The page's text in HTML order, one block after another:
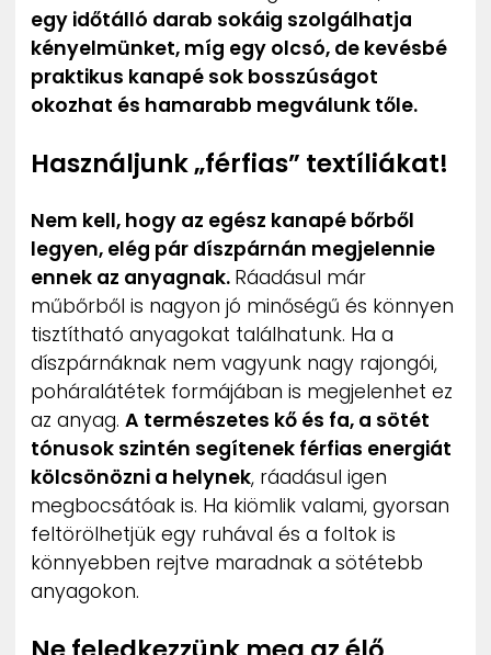
egy időtálló darab sokáig szolgálhatja
kényelmünket, míg egy olcsó, de kevésbé
praktikus kanapé sok bosszúságot
okozhat és hamarabb megválunk tőle.
Használjunk „férfias” textíliákat!
Nem kell, hogy az egész kanapé bőrből
legyen, elég pár díszpárnán megjelennie
ennek az anyagnak. Ráadásul már
műbőrből is nagyon jó minőségű és könnyen
tisztítható anyagokat találhatunk. Ha a
díszpárnáknak nem vagyunk nagy rajongói,
poháralátétek formájában is megjelenhet ez
az anyag. A természetes kő és fa, a sötét
tónusok szintén segítenek férfias energiát
kölcsönözni a helynek, ráadásul igen
megbocsátóak is. Ha kiömlik valami, gyorsan
feltörölhetjük egy ruhával és a foltok is
könnyebben rejtve maradnak a sötétebb
anyagokon.